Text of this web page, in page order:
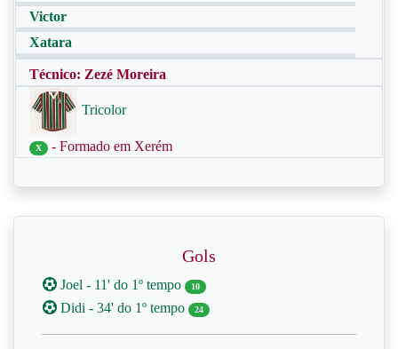
Victor
Xatara
Técnico: Zezé Moreira
Tricolor
X - Formado em Xerém
Gols
Joel - 11' do 1º tempo 10
Didi - 34' do 1º tempo 24